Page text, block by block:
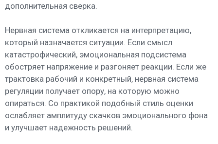
дополнительная сверка.
Нервная система откликается на интерпретацию,
который назначается ситуации. Если смысл
катастрофический, эмоциональная подсистема
обостряет напряжение и разгоняет реакции. Если же
трактовка рабочий и конкретный, нервная система
регуляции получает опору, на которую можно
опираться. Со практикой подобный стиль оценки
ослабляет амплитуду скачков эмоционального фона
и улучшает надежность решений.